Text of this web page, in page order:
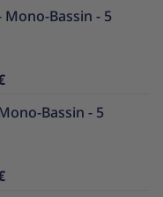
actuel
Mono-Bassin - 5
Le
actuelBassin - 5
Le